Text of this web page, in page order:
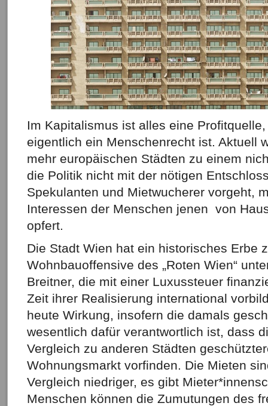
Im Kapitalismus ist alles eine
eigentlich ein Menschenrecht ist. Aktuell
mehr europäischen Städten zu einem
die Politik nicht mit der nötigen
Spekulanten und Mietwucherer vorgeht,
Interessen der Menschen jenen von
opfert.
Die Stadt Wien hat ein historisches Erbe
Wohnbauoffensive des „Roten Wien“
Breitner, die mit einer Luxussteuer
Zeit ihrer Realisierung international
heute Wirkung, insofern die damals
wesentlich dafür verantwortlich ist, dass
Vergleich zu anderen Städten
Wohnungsmarkt vorfinden. Die Mieten
Vergleich niedriger, es gibt
Menschen können die Zumutungen des